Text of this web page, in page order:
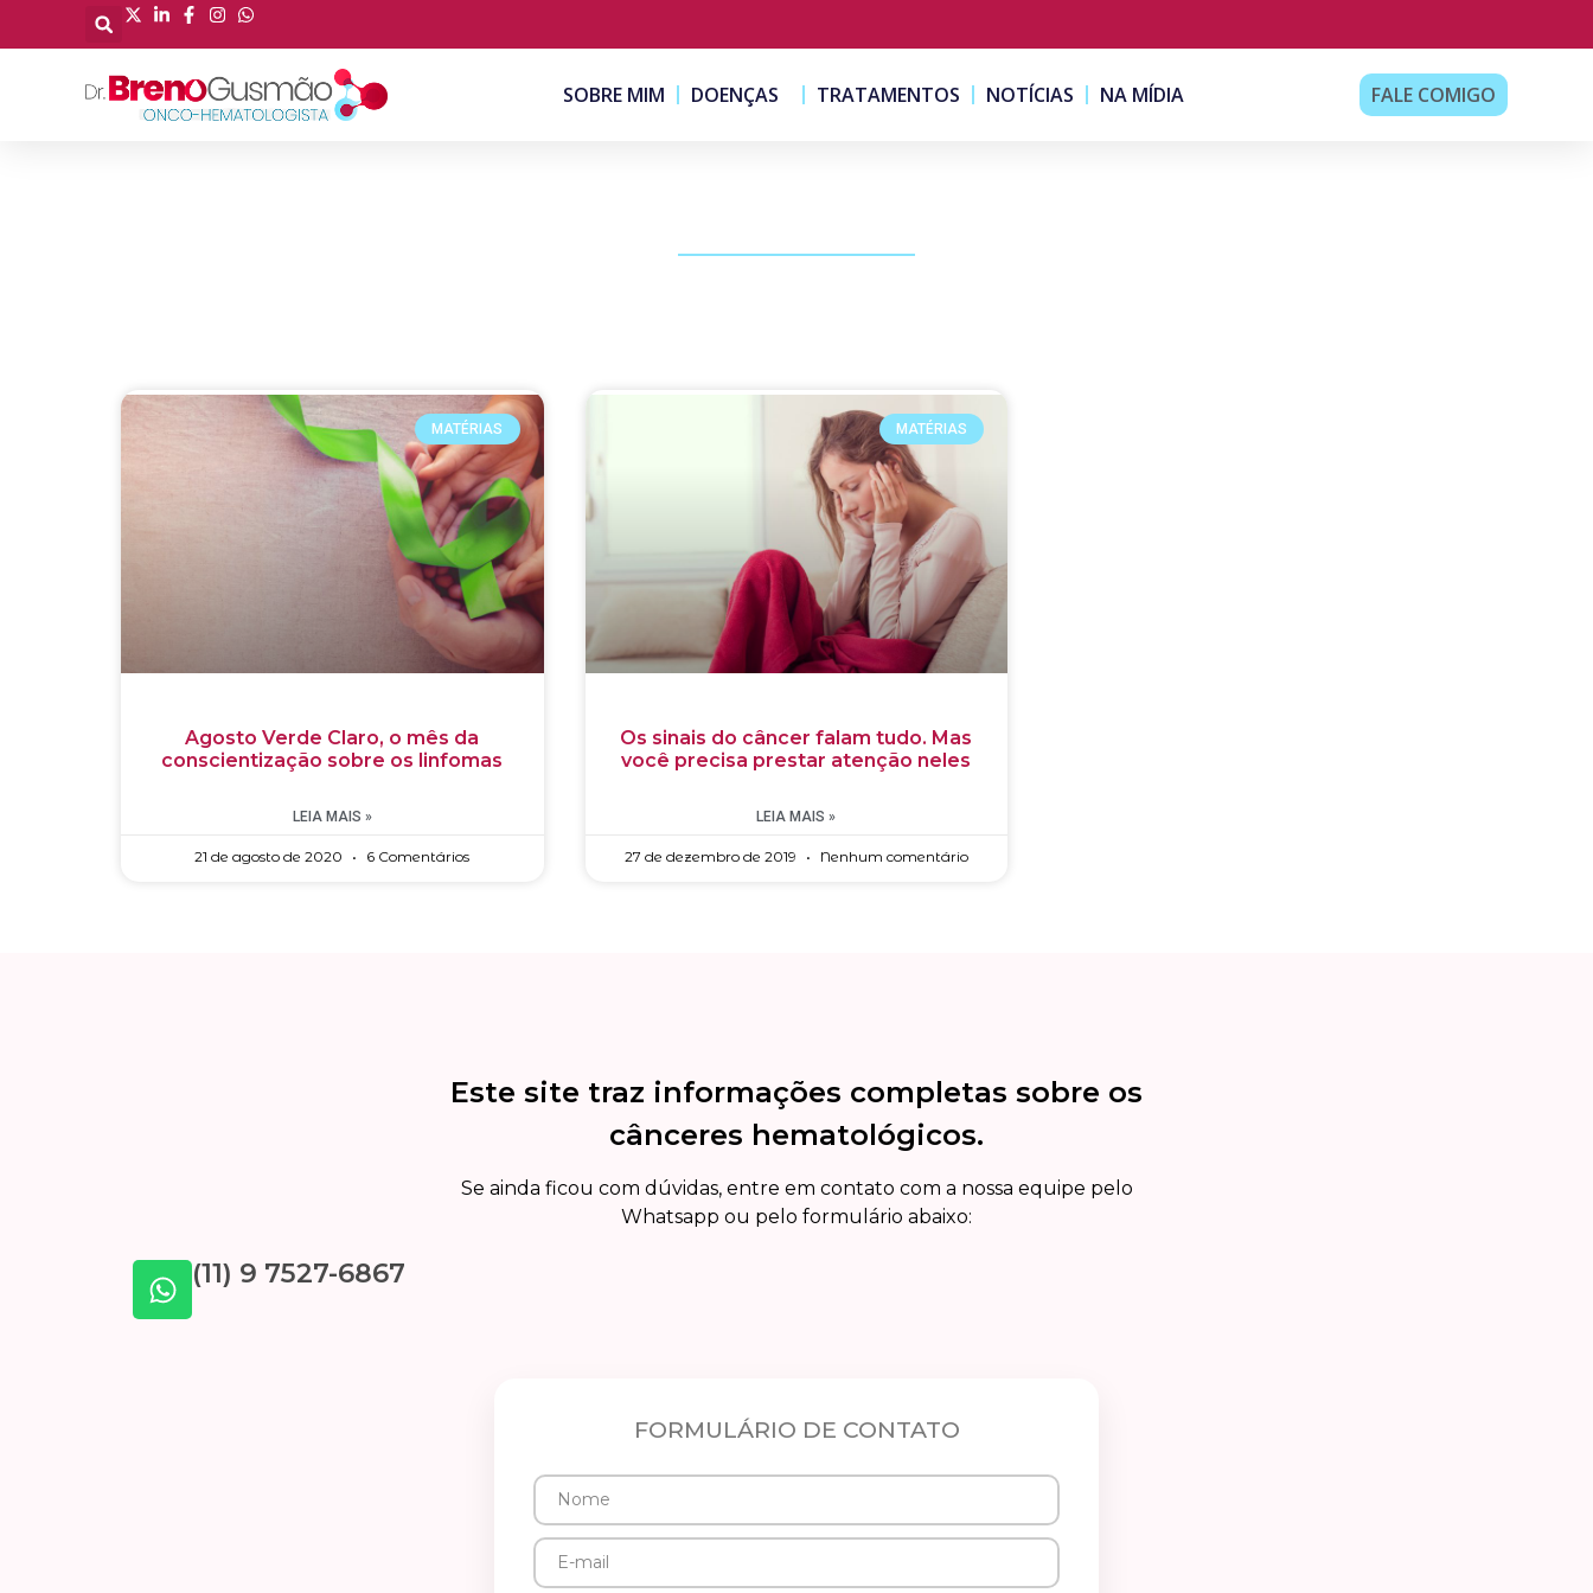
SOBRE MIM DOENÇAS TRATAMENTOS NOTÍCIAS NA MÍDIA FALE COMIGO
MATÉRIAS
Agosto Verde Claro, o mês da
conscientização sobre os linfomas
LEIA MAIS »
21 de agosto de 2020 6 Comentários
MATÉRIAS
Os sinais do câncer falam tudo. Mas
você precisa prestar atenção neles
LEIA MAIS »
27 de dezembro de 2019 Nenhum comentário
Este site traz informações completas sobre os
cânceres hematológicos.
Se ainda ficou com dúvidas, entre em contato com a nossa equipe pelo
Whatsapp ou pelo formulário abaixo:
(11) 9 7527-6867
FORMULÁRIO DE CONTATO
Nome